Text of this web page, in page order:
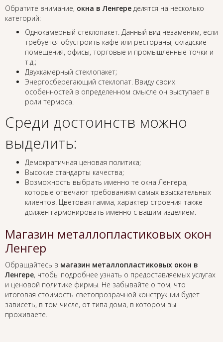
Обратите внимание, окна в Ленгере делятся на несколько
категорий:
Однокамерный стеклопакет. Данный вид незаменим, если
требуется обустроить кафе или рестораны, складские
помещения, офисы, торговые и промышленные точки и
т.д.;
Двухкамерный стеклопакет;
Энергосберегающий стеклопат. Ввиду своих
особенностей в определенном смысле он выступает в
роли термоса.
Среди достоинств можно
выделить:
Демократичная ценовая политика;
Высокие стандарты качества;
Возможность выбрать именно те окна Ленгера,
которые отвечают требованиям самых взыскательных
клиентов. Цветовая гамма, характер строения также
должен гармонировать именно с вашим изделием.
Магазин металлопластиковых окон
Ленгер
Обращайтесь в магазин металлопластиковых окон в
Ленгере, чтобы подробнее узнать о предоставляемых услугах
и ценовой политике фирмы. Не забывайте о том, что
итоговая стоимость светопрозрачной конструкции будет
зависеть, в том числе, от типа дома, в котором вы
проживаете.